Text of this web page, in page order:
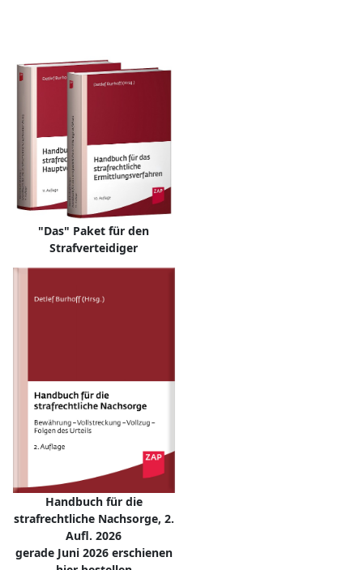
"Das" Paket für den
Strafverteidiger
Handbuch für die
strafrechtliche Nachsorge, 2.
Aufl. 2026
gerade Juni 2026 erschienen